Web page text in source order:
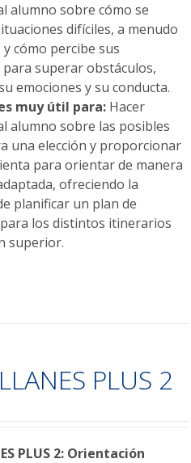
alumno sobre cómo se
difíciles, a menudo
cómo percibe sus
para superar obstáculos,
emociones y su conducta.
muy útil para:Hacer
alumno sobre las posibles
una elección y proporcionar
para orientar de manera
ofreciendo la
planificar un plan de
los distintos itinerarios
superior.
PLUS 2
PLUS 2: Orientación